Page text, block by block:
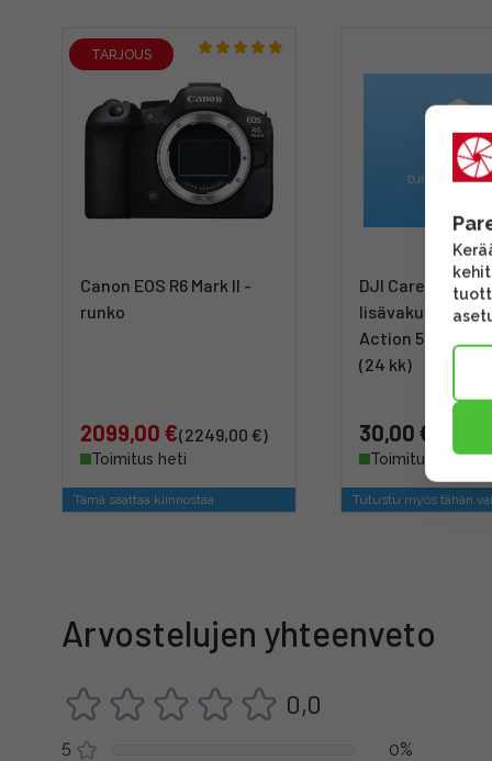
TARJOUS
Canon EOS R6 Mark II -
runko
2099,00 €(2249,00 €)
Toimitus heti
Tämä saattaa kiinnostaa
DJI Care Refresh
lisävakuutus
Action 5 Pro
(24 kk)
30,00 €
Toimitus heti
Tutustu myös tähän
Arvostelujen yhteenveto
0,0
5
0%